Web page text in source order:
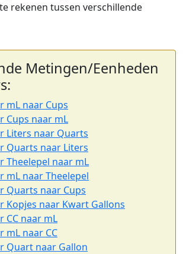
rekenen tussen verschillende
Metingen/Eenheden
mL naar Cups
Cups naar mL
Liters naar Quarts
Quarts naar Liters
Theelepel naar mL
mL naar Theelepel
Quarts naar Cups
Kopjes naar Kwart Gallons
CC naar mL
mL naar CC
Quart naar Gallon